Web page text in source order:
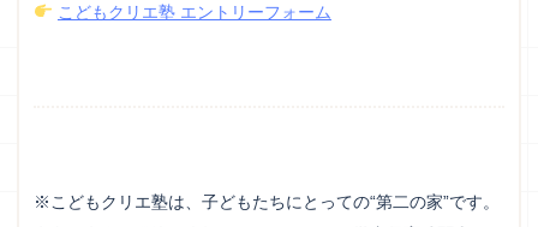
こどもクリエ塾 エントリーフォーム
※こどもクリエ塾は、子どもたちにとっての“第二の家”です。